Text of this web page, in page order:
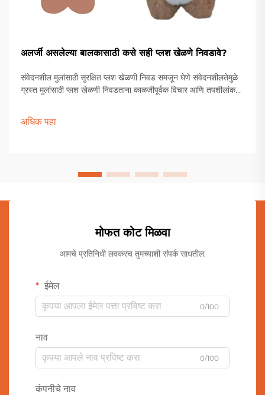
अलर्जी असलेल्या बालकासाठी कसे सही प्लश खेळणे निवडावे?
संवेदनशील मुलांसाठी सुरक्षित प्लश खेळणी निवड समजून घेणे संवेदनशीलतेमुळे
ग्रस्त मुलांसाठी प्लश खेळणी निवडताना काळजीपूर्वक विचार आणि तपशीलांकडे
उत्पादन प्रक्रिया इत्यादींमधून जाणे आवश्यक असते.
अधिक पहा
मोफत कोट मिळवा
आमचे प्रतिनिधी लवकरच तुमच्याशी संपर्क साधतील.
ईमेल
0/100
नाव
0/100
कंपनीचे नाव